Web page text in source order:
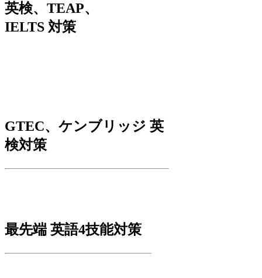
英検、TEAP、
IELTS 対策
GTEC、ケンブリッジ 英
検対策
最先端 英語4技能対策